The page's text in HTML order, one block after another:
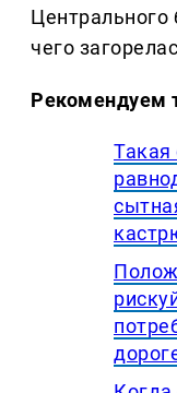
Центрального
чего
Рекомендуем
Такая